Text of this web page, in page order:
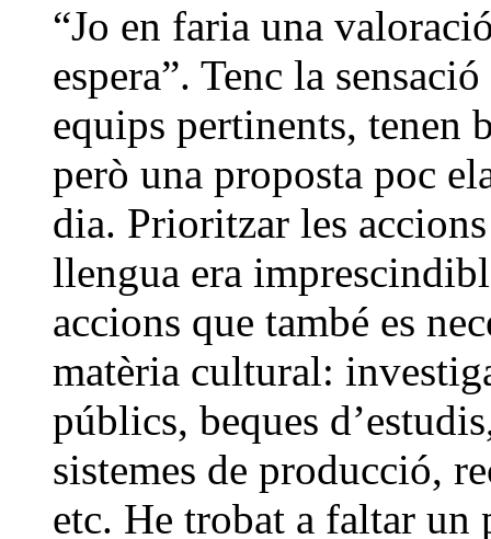
“Jo en faria una
espera”. Tenc la
equips pertinents, tenen
però una proposta poc
dia. Prioritzar les
llengua era
accions que també es
matèria cultural:
públics, beques
sistemes de producció,
etc. He trobat a faltar un